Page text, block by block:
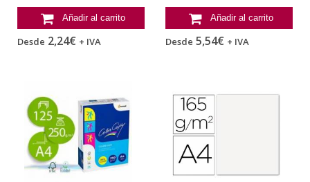
Añadir al carrito
Desde 2,24€ + IVA
Añadir al carrito
Desde 5,54€ + IVA